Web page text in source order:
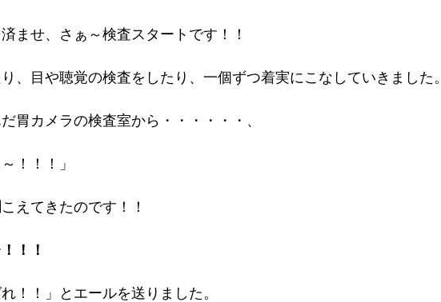
ませ、さぁ～検査スタートです！！
、目や聴覚の検査をしたり、一個ずつ着実にこなしていきました。
胃カメラの検査室から・・・・・・、
！！！」
えてきたのです！！
！！
！！」とエールを送りました。